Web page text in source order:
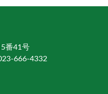
番41号
666-4332